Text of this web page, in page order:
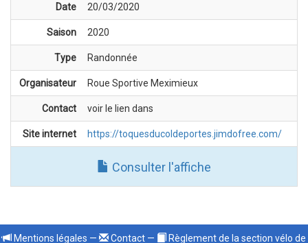
Date 20/03/2020
Saison 2020
Type Randonnée
Organisateur Roue Sportive Meximieux
Contact voir le lien dans
Site internet https://toquesducoldeportes.jimdofree.com/
Consulter l'affiche
Mentions légales — Contact —
Règlement de la section vélo de